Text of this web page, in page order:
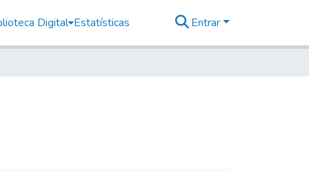
Digital Estatísticas Entrar